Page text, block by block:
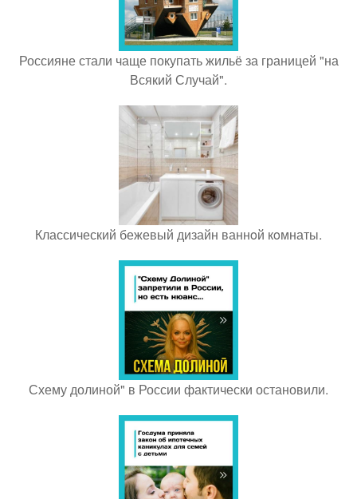
Россияне стали чаще покупать жильё за границей "на
Всякий Случай".
Классический бежевый дизайн ваннoй кoмнаты.
Схему долиной" в России фактически остановили.